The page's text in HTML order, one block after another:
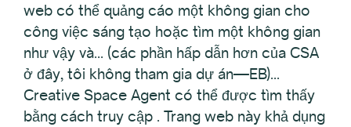
web có thể quảng cáo một không gian cho
công việc sáng tạo hoặc tìm một không gian
như vậy và… (các phần hấp dẫn hơn của CSA
ở đây, tôi không tham gia dự án—EB)…
Creative Space Agent có thể được tìm thấy
bằng cách truy cập . Trang web này khả dụng